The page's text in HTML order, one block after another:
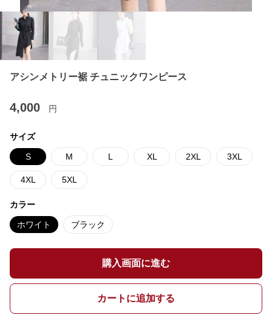
アシンメトリー裾 チュニックワンピース
4,000 円
サイズ
S M L XL 2XL 3XL
4XL 5XL
カラー
ホワイト ブラック
購入画面に進む
カートに追加する